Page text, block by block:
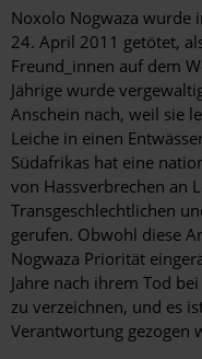
Noxolo Nogwaza wurde
24. April 2011 getötet,
Freund_innen auf dem
Jährige wurde
Anschein nach, weil sie
Leiche in einen
Südafrikas hat eine
von Hassverbrechen an
Transgeschlechtlichen
gerufen. Obwohl diese
Nogwaza Priorität
Jahre nach ihrem Tod
zu verzeichnen, und es
Verantwortung gezogen